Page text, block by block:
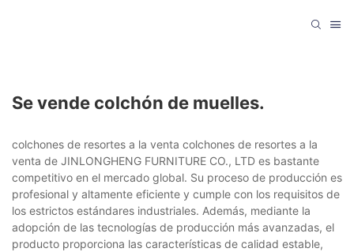
Se vende colchón de muelles.
colchones de resortes a la venta colchones de resortes a la
venta de JINLONGHENG FURNITURE CO., LTD es bastante
competitivo en el mercado global. Su proceso de producción es
profesional y altamente eficiente y cumple con los requisitos de
los estrictos estándares industriales. Además, mediante la
adopción de las tecnologías de producción más avanzadas, el
producto proporciona las características de calidad estable,